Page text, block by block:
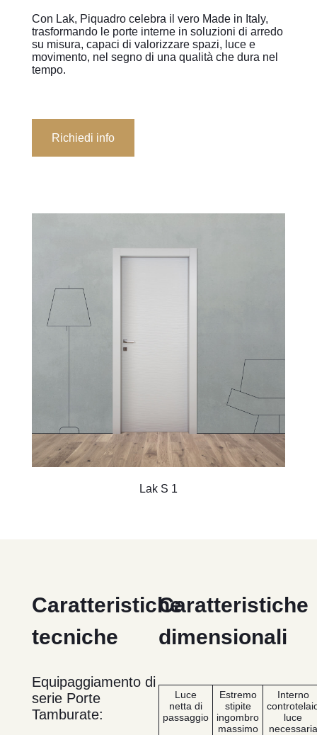
Lak S 1
Con Lak, Piquadro celebra il vero Made in Italy,
trasformando le porte interne in soluzioni di arredo
su misura, capaci di valorizzare spazi, luce e
movimento, nel segno di una qualità che dura nel
tempo.
Richiedi info
Caratteristiche
dimensionali
Luce
netta di
passaggio
Estremo
stipite
ingombro
massimo
Interno
luce
necessaria
Caratteristiche
tecniche
Equipaggiamento di
serie Porte
Tamburate: